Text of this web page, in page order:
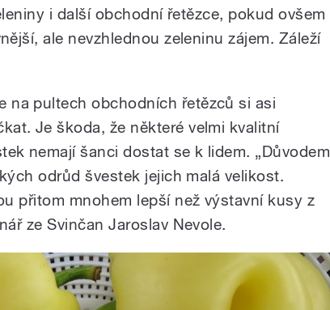
i další obchodní řetězce, pokud ovšem
ale nevzhlednou zeleninu zájem. Záleží
na pultech obchodních řetězců si asi
Je škoda, že některé velmi kvalitní
nemají šanci dostat se k lidem. „Důvodem
odrůd švestek jejich malá velikost.
přitom mnohem lepší než výstavní kusy z
ze Svinčan Jaroslav Nevole.